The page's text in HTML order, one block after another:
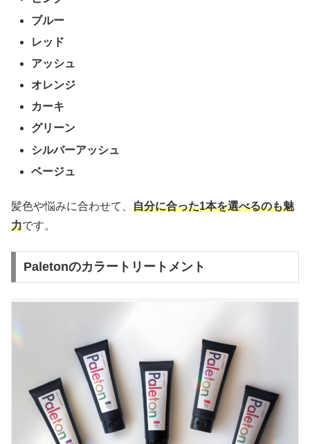
ブルー
レッド
アッシュ
オレンジ
カーキ
グリーン
シルバーアッシュ
ベージュ
髪色や悩みに合わせて、 自分に合った1本を選べるのも魅
力です。
Paletonのカラートリートメント